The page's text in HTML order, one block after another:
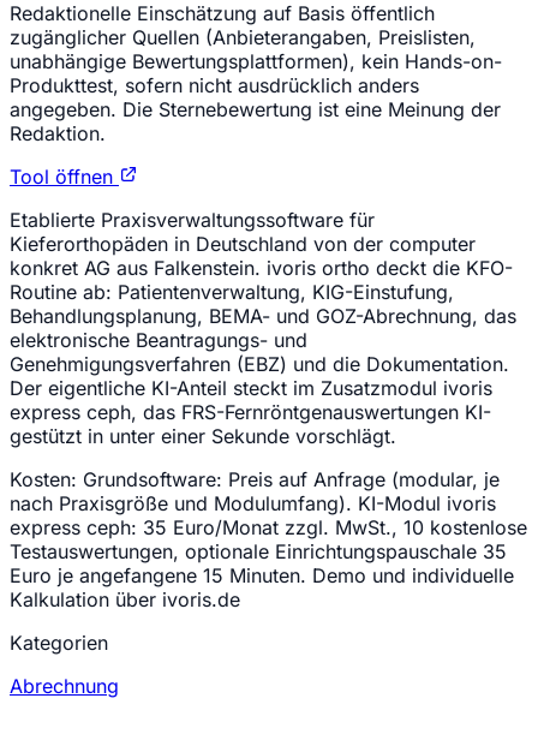
Redaktionelle Einschätzung auf Basis öffentlich
zugänglicher Quellen (Anbieterangaben, Preislisten,
unabhängige Bewertungsplattformen), kein Hands-on-
Produkttest, sofern nicht ausdrücklich anders
angegeben. Die Sternebewertung ist eine Meinung der
Redaktion.
Tool öffnen
Etablierte Praxisverwaltungssoftware für
Kieferorthopäden in Deutschland von der computer
konkret AG aus Falkenstein. ivoris ortho deckt die KFO-
Routine ab: Patientenverwaltung, KIG-Einstufung,
Behandlungsplanung, BEMA- und GOZ-Abrechnung, das
elektronische Beantragungs- und
Genehmigungsverfahren (EBZ) und die Dokumentation.
Der eigentliche KI-Anteil steckt im Zusatzmodul ivoris
express ceph, das FRS-Fernröntgenauswertungen KI-
gestützt in unter einer Sekunde vorschlägt.
Kosten: Grundsoftware: Preis auf Anfrage (modular, je
nach Praxisgröße und Modulumfang). KI-Modul ivoris
express ceph: 35 Euro/Monat zzgl. MwSt., 10 kostenlose
Testauswertungen, optionale Einrichtungspauschale 35
Euro je angefangene 15 Minuten. Demo und individuelle
Kalkulation über ivoris.de
Kategorien
Abrechnung